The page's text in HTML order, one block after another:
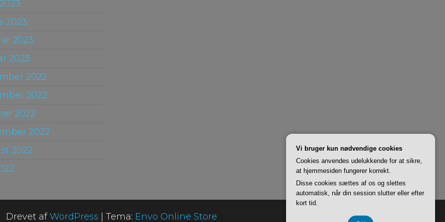
2023
2023
2023
2022
2022
2022
2022
2022
Drevet afWordPress Tema: Envo Online Store
Vi bruger kun nødvendige cookies
Cookies anvendes udelukkende for at sikre,
at hjemmesiden fungerer korrekt.
Disse cookies sættes af os og slettes
automatisk, når din session slutter eller efter
kort tid.